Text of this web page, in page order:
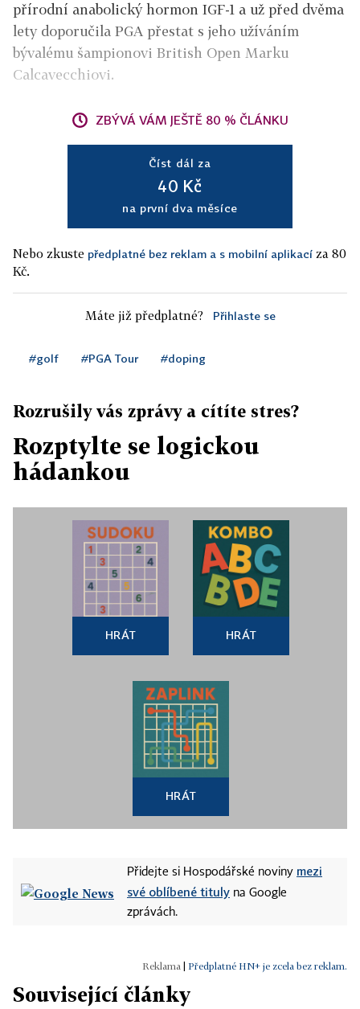
přírodní anabolický hormon IGF-1 a už před dvěma
lety doporučila PGA přestat s jeho užíváním
bývalému šampionovi British Open Marku
Calcavecchiovi.
ZBÝVÁ VÁM JEŠTĚ 80 % ČLÁNKU
Číst dál za
40 Kč
na první dva měsíce
Nebo zkuste předplatné bez reklam a s mobilní aplikací za 80
Kč.
Máte již předplatné? Přihlaste se
#golf #PGA Tour #doping
Rozrušily vás zprávy a cítíte stres?
Rozptylte se logickou
hádankou
HRÁT HRÁT
HRÁT
Přidejte si Hospodářské noviny mezi
své oblíbené tituly na Google
zprávách.
Předplatné HN+ je zcela bez reklam.
Související články